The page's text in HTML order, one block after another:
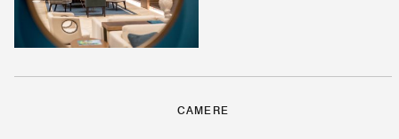
CAMERE